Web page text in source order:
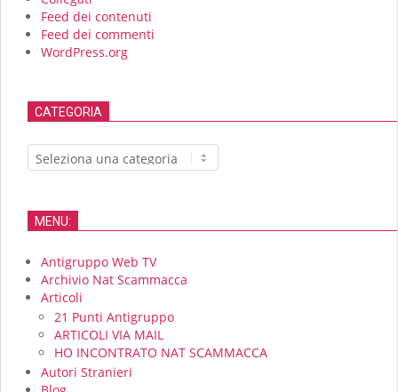
Feed dei contenuti
Feed dei commenti
WordPress.org
CATEGORIA
CATEGORIA
MENU:
Antigruppo Web TV
Archivio Nat Scammacca
Articoli
21 Punti Antigruppo
ARTICOLI VIA MAIL
HO INCONTRATO NAT SCAMMACCA
Autori Stranieri